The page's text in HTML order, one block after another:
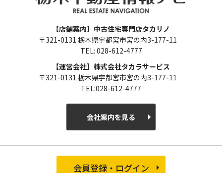
【店舗案内】中古住宅専門店タカリノ
〒321-0131 栃木県宇都宮市宮の内3-177-11
TEL: 028-612-4777
【運営会社】株式会社タカラサービス
〒321-0131 栃木県宇都宮市宮の内3-177-11
TEL:028-612-4777
会社案内を見る
会員登録・ログイン